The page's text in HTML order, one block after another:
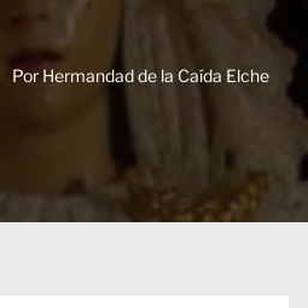
Por Hermandad de la Caída Elche